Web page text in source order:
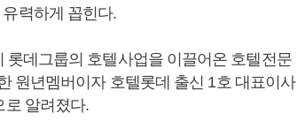
력하게 꼽힌다.
데그룹의 호텔사업을 이끌어온 호텔전문
원년멤버이자 호텔롯데 출신 1호 대표이사
로 알려졌다.